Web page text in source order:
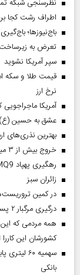
نظرسنجی شبکه
اطراف رشت کجا
باج‌نیوزها؛
تعرض به
سپر آمریکا نشوید
نرخ ارز
آمریکا
عشق به حسین (ع)
بهترین نذری‌های
خروج بیش از ۳ میلیون زائر از تمام مرز‌های کشور
رهگیری پهپاد MQ9 بر فراز تنگه هرمز
‌زائران سبز
در کمین
درگیری مرگبار ۲ پسرخاله در پارک
همه مردمی که
کشورشان این
سهمیه
بانکی